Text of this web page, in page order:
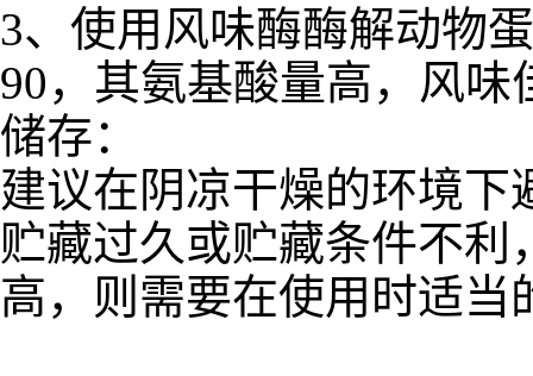
3、使用风味酶酶解动物
90，其氨基酸量高，风
储存：
建议在阴凉干燥的环境下
贮藏过久或贮藏条件不
高，则需要在使用时适当